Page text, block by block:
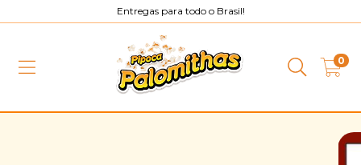
Entregas para todo o Brasil!
0